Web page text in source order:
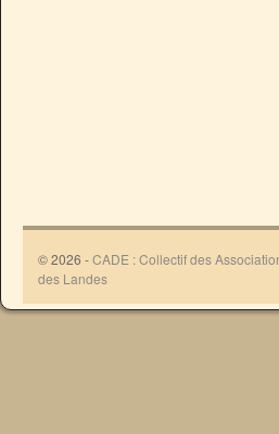
© 2026 -CADE : Collectif des
des Landes